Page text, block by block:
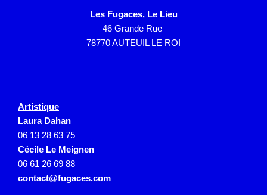
Les Fugaces, Le Lieu
46 Grande Rue
78770 AUTEUIL LE ROI
Artistique
Laura Dahan
06 13 28 63 75
Cécile Le Meignen
06 61 26 69 88
contact@fugaces.com